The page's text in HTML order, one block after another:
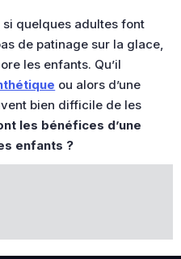
si quelques adultes font
de patinage sur la glace,
les enfants. Qu’il
ou alors d’une
bien difficile de les
les bénéfices d’une
enfants ?